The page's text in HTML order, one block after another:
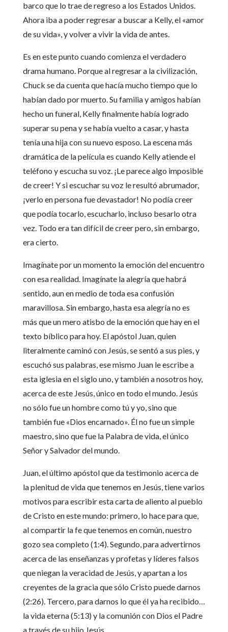
barco que lo trae de regreso a los Estados Unidos.
Ahora iba a poder regresar a buscar a Kelly, el «amor
de su vida», y volver a vivir la vida de antes.
Es en este punto cuando comienza el verdadero
drama humano. Porque al regresar a la civilización,
Chuck se da cuenta que hacía mucho tiempo que lo
habían dado por muerto. Su familia y amigos habían
hecho un funeral, Kelly finalmente había logrado
superar su pena y se había vuelto a casar, y hasta
tenía una hija con su nuevo esposo. La escena más
dramática de la película es cuando Kelly atiende el
teléfono y escucha su voz. ¡Le parece algo imposible
de creer! Y si escuchar su voz le resultó abrumador,
¡verlo en persona fue devastador! No podía creer
que podía tocarlo, escucharlo, incluso besarlo otra
vez. Todo era tan difícil de creer pero, sin embargo,
era cierto.
Imagínate por un momento la emoción del encuentro
con esa realidad. Imagínate la alegría que habrá
sentido, aun en medio de toda esa confusión
maravillosa. Sin embargo, hasta esa alegría no es
más que un mero atisbo de la emoción que hay en el
texto bíblico para hoy. El apóstol Juan, quien
literalmente caminó con Jesús, se sentó a sus pies, y
escuchó sus palabras, ese mismo Juan le escribe a
esta iglesia en el siglo uno, y también a nosotros hoy,
acerca de este Jesús, único en todo el mundo. Jesús
no sólo fue un hombre como tú y yo, sino que
también fue «Dios encarnado». Él no fue un simple
maestro, sino que fue la Palabra de vida, el único
Señor y Salvador del mundo.
Juan, el último apóstol que da testimonio acerca de
la plenitud de vida que tenemos en Jesús, tiene varios
motivos para escribir esta carta de aliento al pueblo
de Cristo en este mundo: primero, lo hace para que,
al compartir la fe que tenemos en común, nuestro
gozo sea completo (1:4). Segundo, para advertirnos
acerca de las enseñanzas y profetas y líderes falsos
que niegan la veracidad de Jesús, y apartan a los
creyentes de la gracia que sólo Cristo puede darnos
(2:26). Tercero, para darnos lo que él ya ha recibido…
la vida eterna (5:13) y la comunión con Dios el Padre
a través de su hijo Jesús.